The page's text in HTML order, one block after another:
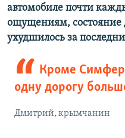
автомобиле почти
ощущениям, состояние
ухудшилось за
Кроме
одну дорогу
Дмитрий, крымчанин